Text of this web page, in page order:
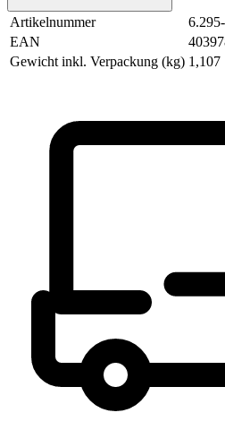
Artikelnummer
EAN
Gewicht inkl. Verpackung (kg) 1,107